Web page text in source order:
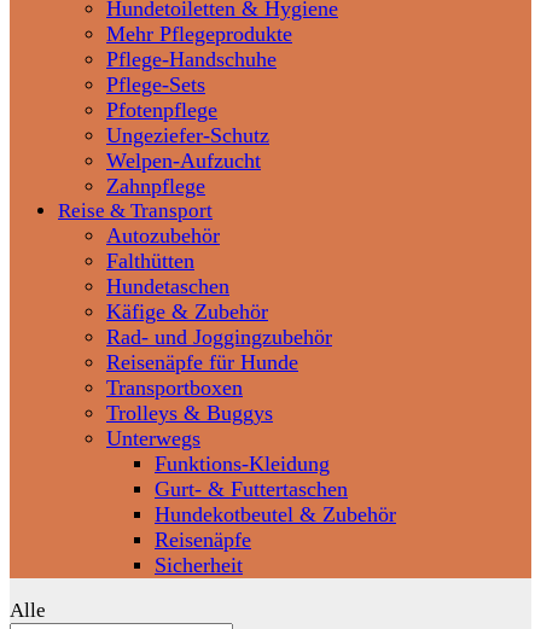
Hundetoiletten & Hygiene
Mehr Pflegeprodukte
Pflege-Handschuhe
Pflege-Sets
Pfotenpflege
Ungeziefer-Schutz
Welpen-Aufzucht
Zahnpflege
Reise & Transport
Autozubehör
Falthütten
Hundetaschen
Käfige & Zubehör
Rad- und Joggingzubehör
Reisenäpfe für Hunde
Transportboxen
Trolleys & Buggys
Unterwegs
Funktions-Kleidung
Gurt- & Futtertaschen
Hundekotbeutel & Zubehör
Reisenäpfe
Sicherheit
Alle